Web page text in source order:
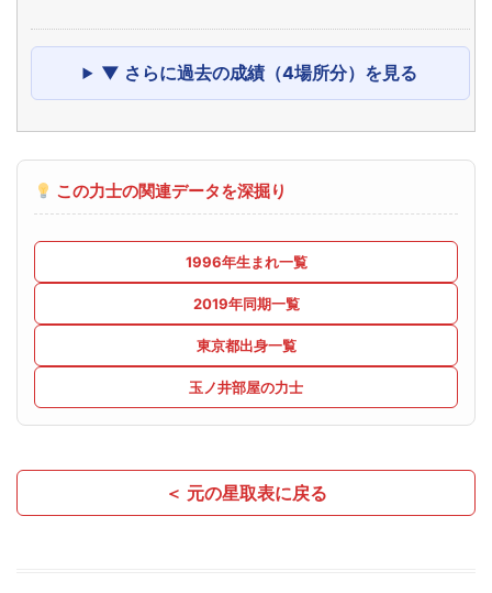
▼ さらに過去の成績（4場所分）を見る
この力士の関連データを深掘り
1996年生まれ一覧
2019年同期一覧
東京都出身一覧
玉ノ井部屋の力士
＜ 元の星取表に戻る